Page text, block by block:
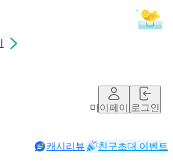
마이페이지로그인
캐시리뷰 친구초대 이벤트